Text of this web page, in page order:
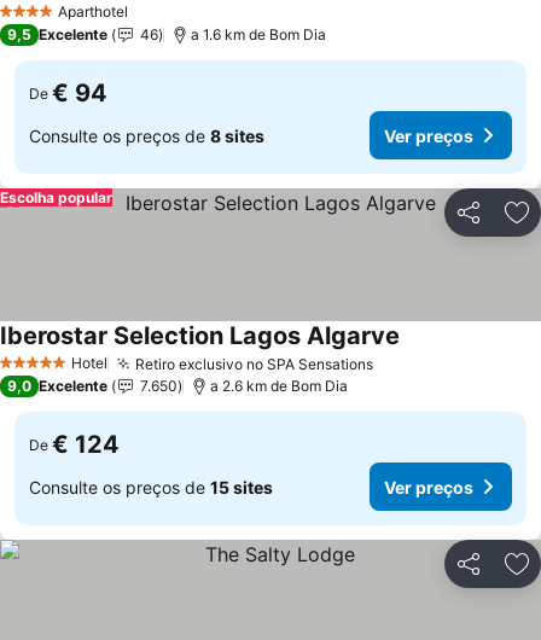
4 EstrelasAparthotel
9,5 Excelente 46 a 1.6 km de Bom Dia
De € 94
Consulte os preços de 8 sites Ver preços
Partilhar
Escolha popular
5 Estrelas Hotel Retiro exclusivo no SPA Sensations
Iberostar Selection Lagos Algarve
9,0 Excelente 7.650 a 2.6 km de Bom Dia
De € 124
Consulte os preços de 15 sites Ver preços
Partilhar